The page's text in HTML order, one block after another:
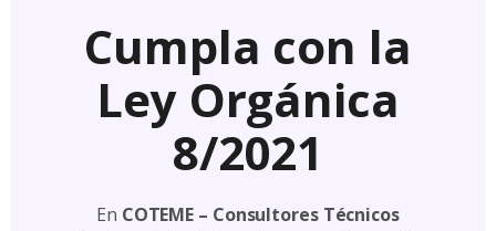
Cumpla con la
Ley Orgánica
8/2021
En COTEME – Consultores Técnicos